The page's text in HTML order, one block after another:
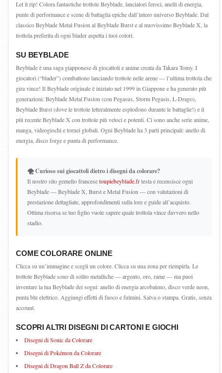
Let it rip! Colora fantastiche trottole Beyblade, lanciatori feroci, anelli di energia,
punte di performance e scene di battaglia epiche dall’intero universo Beyblade. Dal
classico Beyblade Metal Fusion al Beyblade Burst e al nuovissimo Beyblade X, la
trottola preferita di ogni blader aspetta i tuoi colori.
SU BEYBLADE
Beyblade è una saga giapponese di giocattoli e anime creata da Takara Tomy. I
giocatori (“blader”) combattono lanciando trottole nelle arene — l’ultima trottola che
gira vince! Il Beyblade originale è iniziato nel 1999 in Giappone e ha generato più
generazioni: Beyblade Metal Fusion (con Pegasus, Storm Pegasis, L-Drago),
Beyblade Burst (dove le trottole letteralmente esplodono durante le battaglie!) e il
più recente Beyblade X con trottole più veloci e potenti. Ci sono anche serie anime,
manga, videogiochi e tornei globali. Ogni Beyblade ha 3 parti principali: anello di
energia, disco forge e punta di performance.
🌪️ Curioso sui giocattoli dietro i disegni da colorare?
Il nostro sito gemello francesetoupiebeyblade.frtesta e recensisce ogni
Beyblade — Beyblade X, Burst e Metal Fusion — con valutazioni di
prestazione dettagliate, approfondimenti sulla lore e guide all’acquisto.
Ottima risorsa se tuo figlio vuole sapere quale trottola vince davvero nello
stadio.
COME COLORARE ONLINE
Clicca su un’immagine e scegli un colore. Clicca su una zona per riempirla. Le
trottole Beyblade sono di solito metalliche — argento, oro, rame — ma puoi
inventare la tua Beyblade dei sogni: anello di energia arcobaleno, disco verde neon,
punta blu elettrico. Aggiungi effetti di fuoco e fulmini. Salva o stampa. Gratis, senza
account.
SCOPRI ALTRI DISEGNI DI CARTONI E GIOCHI
Disegni di Sonic da Colorare
Disegni di Pokémon da Colorare
Disegni di Dragon Ball Z da Colorare